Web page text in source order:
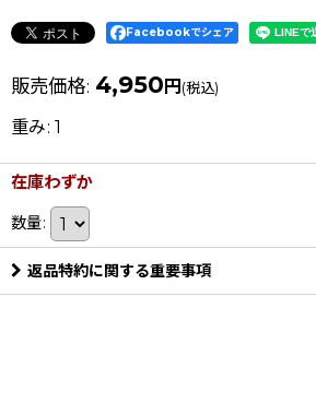
Facebookでシェア
販売価格: 4,950 円 (税込)
重み: 1
在庫わずか
数量:
返品特約に関する重要事項